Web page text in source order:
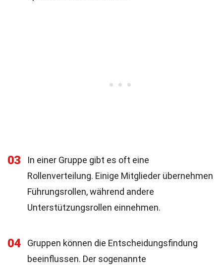
03
In einer Gruppe gibt es oft eine
Rollenverteilung. Einige Mitglieder übernehmen
Führungsrollen, während andere
Unterstützungsrollen einnehmen.
04
Gruppen können die Entscheidungsfindung
beeinflussen. Der sogenannte